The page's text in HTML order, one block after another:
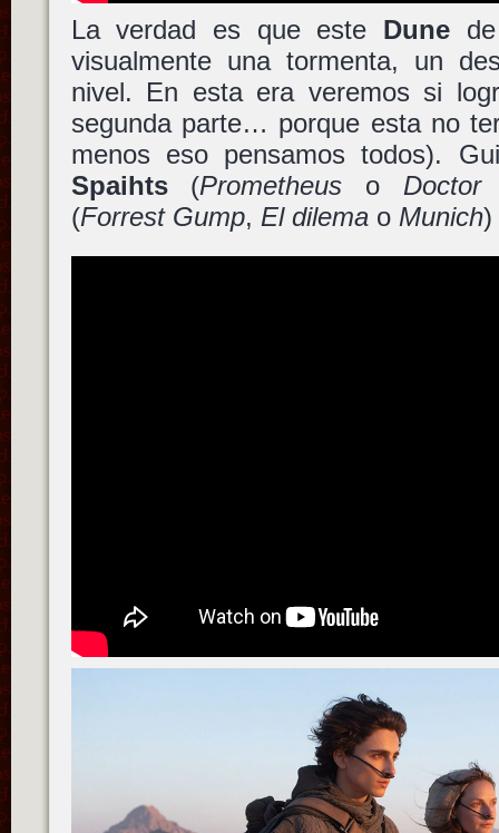
La verdad es que este Dune
visualmente una tormenta, un
nivel. En esta era veremos si
segunda parte… porque esta no
menos eso pensamos todos).
Spaihts(Prometheus o Doctor
(Forrest Gump, El dilemao Munich)